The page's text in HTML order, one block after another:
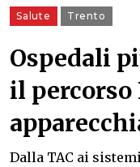
Salute Trento
Ospedali
il percorso
Dalla TAC ai